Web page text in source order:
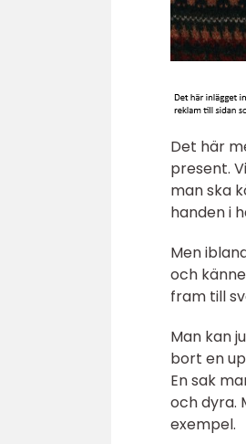
Det här
present.
man ska
handen i
Men
och
fram till
Man kan
bort en
En sak
och dyra.
exempel.